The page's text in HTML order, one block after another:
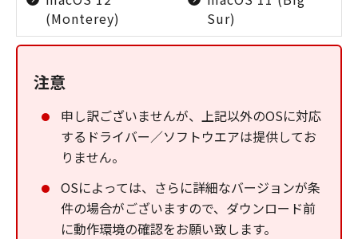
(Monterey)
Sur)
注意
申し訳ございませんが、上記以外のOSに対応
するドライバー／ソフトウエアは提供してお
りません。
OSによっては、さらに詳細なバージョンが条
件の場合がございますので、ダウンロード前
に動作環境の確認をお願い致します。